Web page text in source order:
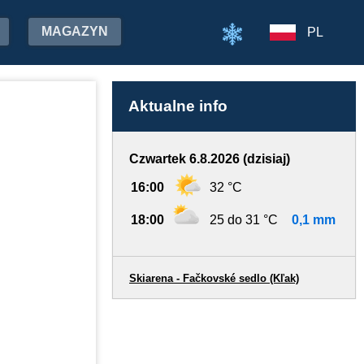
MAGAZYN PL
Aktualne info
Czwartek 6.8.2026 (dzisiaj)
16:00 32 °C
18:00 25 do 31 °C 0,1 mm
Skiarena - Fačkovské sedlo (Kľak)